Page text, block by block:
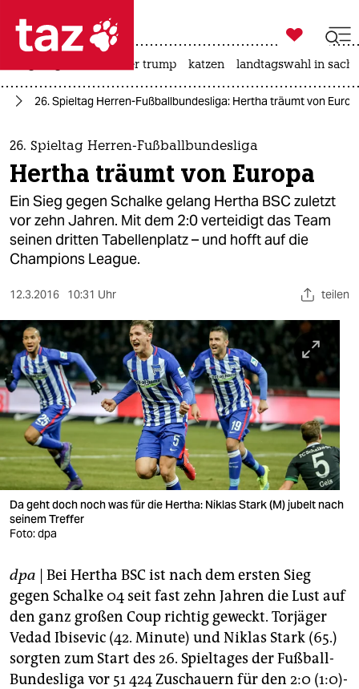
 taz zahl ich
taz zahl ich
themen
politik
öko
gesellschaft
kultur
sport
berlin
nord
wahrheit
verlag
verlag
veranstaltungen
fragen & hilfe
unterstützen
abo

taz zahl ich
usa unter trump katzen landtagswahl in
26. Spieltag Herren-Fußballbundesliga: Hertha träumt von
26. Spieltag Herren-Fußballbundesliga
Hertha träumt von Europa
Ein Sieg gegen Schalke gelang Hertha BSC zuletzt
vor zehn Jahren. Mit dem 2:0 verteidigt das Team
seinen dritten Tabellenplatz – und hofft auf die
Champions League.
12.3.2016 10:31 Uhr teilen
Da geht doch noch was für die Hertha: Niklas Stark (M) jubelt nach
seinem Treffer
Foto: dpa
dpa | Bei Hertha BSC ist nach dem ersten Sieg
gegen Schalke 04 seit fast zehn Jahren die Lust auf
den ganz großen Coup richtig geweckt. Torjäger
Vedad Ibisevic (42. Minute) und Niklas Stark (65.)
sorgten zum Start des 26. Spieltages der Fußball-
Bundesliga vor 51 424 Zuschauern für den 2:0 (1:0)-